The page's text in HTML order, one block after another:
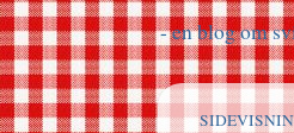
- en blog om